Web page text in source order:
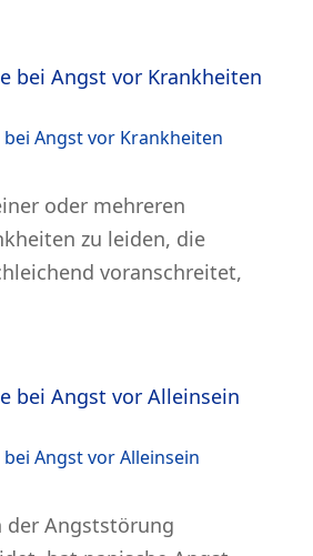
Angst vor Krankheiten
oder mehreren
zu leiden, die
voranschreitet,
Angst vor Alleinsein
der Angststörung